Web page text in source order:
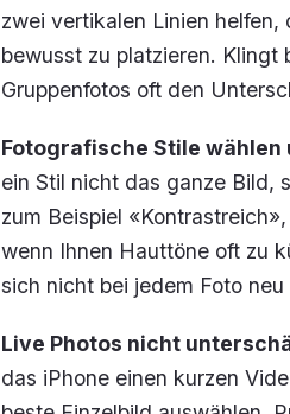
zwei vertikalen Linien
bewusst zu platzieren. Klingt
Gruppenfotos oft den
Fotografische Stile wählen
ein Stil nicht das ganze Bild,
zum Beispiel
wenn Ihnen Hauttöne oft zu
sich nicht bei jedem Foto
Live Photos nicht
das iPhone einen kurzen